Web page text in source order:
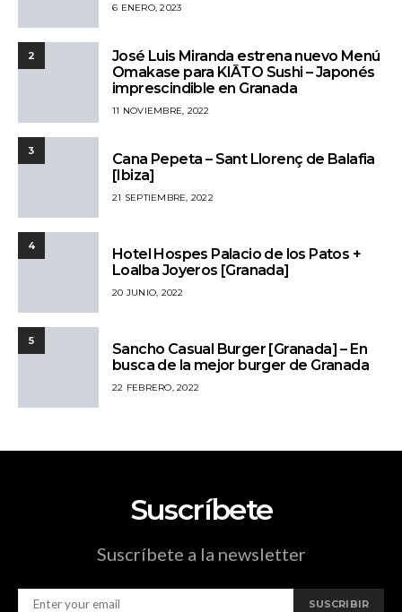
6 ENERO, 2023
2
José Luis Miranda estrena nuevo Menú
Omakase para KIĀTO Sushi – Japonés
imprescindible en Granada
11 NOVIEMBRE, 2022
3
Cana Pepeta – Sant Llorenç de Balafia
[Ibiza]
21 SEPTIEMBRE, 2022
4
Hotel Hospes Palacio de los Patos +
Loalba Joyeros [Granada]
20 JUNIO, 2022
5
Sancho Casual Burger [Granada] – En
busca de la mejor burger de Granada
22 FEBRERO, 2022
Suscríbete
Suscríbete a la newsletter
SUSCRIBIR